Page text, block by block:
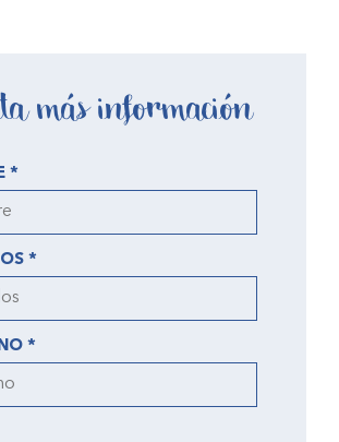
más información
*
*
*